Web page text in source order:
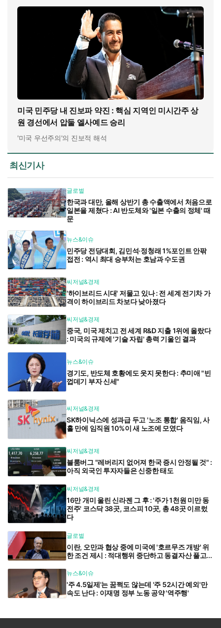
미국 민주당 내 진보파 약진 : 핵심 지역인 미시간주 상
원 경선에서 압둘 엘사예드 승리
'미국 우선주의'의 진보적 해석
최신기사
글로벌
한국과 대만, 올해 상반기 총 수출액에서 처음으로
일본을 제쳤다 : AI 반도체와 '일본 수출의 정체' 때
문
뉴스&이슈
민주당 전당대회, 김민석·정청래 1%포인트 안팎
접전 : 역시 최대 승부처는 호남과 수도권
씨저널&경제
'하이브리드 시대' 저물고 있나 : 전 세계 전기차 가
격이 하이브리드 차보다 낮아졌다
씨저널&경제
중국, 미국 제치고 전 세계 R&D 지출 1위에 올랐다
: 미국의 규제에 '기술 자립' 총력 기울인 결과
뉴스&이슈
경기도, 반도체 호황에도 웃지 못한다 : 추미애 "빈
껍데기 부자 신세"
씨저널&경제
SK하이닉스에 성과급 두고 '노조 통합' 움직임, 사
흘 만에 임직원 10%이 새 노조에 모였다
씨저널&경제
블룸버그 "레버리지 없어져 한국 증시 안정될 것" :
아직 외국인 투자자들은 신중한 태도
씨저널&경제
16만 개미 울린 신라젠 그 후 : '주가 1천원 미만 동
전주' 코스닥 38곳, 코스피 10곳, 총 48곳 이르렀
다
글로벌
이란, 오만과 협상 중에 미국에 '호르무즈 개방' 위
한 조건 제시 : 적대행위 중단하고 동결자산 풀고...
뉴스&이슈
'주 4.5일제'는 꿈쩍도 않는데 '주 52시간 예외'만
속도 난다 : 이재명 정부 노동 공약 '역주행'